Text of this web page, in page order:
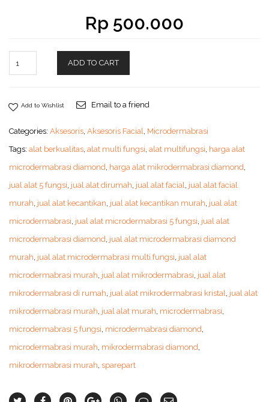
Rp 500.000
ADD TO CART
Add to Wishlist Email to a friend
Categories: Aksesoris, Aksesoris Facial, Microdermabrasi
Tags: alat berkualitas, alat multi fungsi, alat multifungsi, harga alat
microdermabrasi diamond, harga alat mikrodermabrasi diamond,
jual alat 5 fungsi, jual alat dirumah, jual alat facial, jual alat facial
murah, jual alat kecantikan, jual alat kecantikan murah, jual alat
microdermabrasi, jual alat microdermabrasi 5 fungsi, jual alat
microdermabrasi diamond, jual alat microdermabrasi diamond
murah, jual alat microdermabrasi multi fungsi, jual alat
microdermabrasi murah, jual alat mikrodermabrasi, jual alat
mikrodermabrasi di rumah, jual alat mikrodermabrasi kristal, jual alat
mikrodermabrasi murah, jual alat murah, microdermabrasi,
microdermabrasi 5 fungsi, microdermabrasi diamond,
microdermabrasi murah, mikrodermabrasi diamond,
mikrodermabrasi murah, sparepart